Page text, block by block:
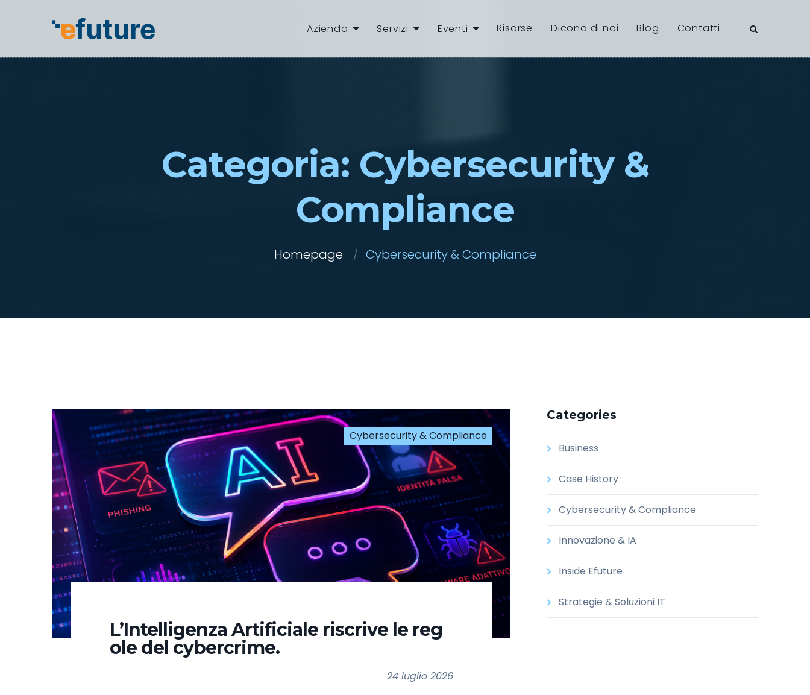
Azienda Servizi Eventi Risorse Dicono di noi Blog Contatti
Categoria: Cybersecurity &
Compliance
Homepage Cybersecurity & Compliance
Cybersecurity & Compliance
L’Intelligenza Artificiale riscrive le reg
ole del cybercrime.
24 luglio 2026
Categories
Business
Case History
Cybersecurity & Compliance
Innovazione & IA
Inside Efuture
Strategie & Soluzioni IT